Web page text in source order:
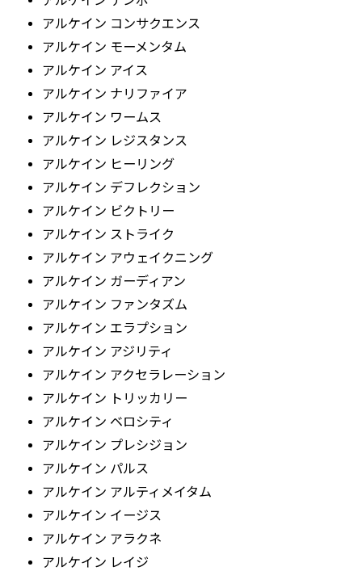
アルケイン コンサクエンス
アルケイン モーメンタム
アルケイン アイス
アルケイン ナリファイア
アルケイン ワームス
アルケイン レジスタンス
アルケイン ヒーリング
アルケイン デフレクション
アルケイン ビクトリー
アルケイン ストライク
アルケイン アウェイクニング
アルケイン ガーディアン
アルケイン ファンタズム
アルケイン エラプション
アルケイン アジリティ
アルケイン アクセラレーション
アルケイン トリッカリー
アルケイン ベロシティ
アルケイン プレシジョン
アルケイン パルス
アルケイン アルティメイタム
アルケイン イージス
アルケイン アラクネ
アルケイン レイジ